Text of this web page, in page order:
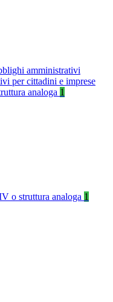
amministrativi
per cittadini e imprese
analoga 1
o struttura analoga 1